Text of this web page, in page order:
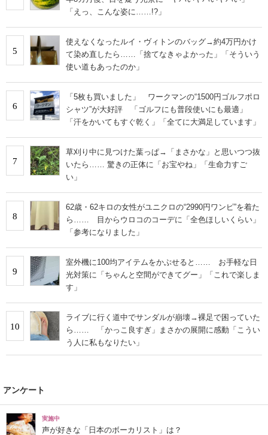
「えっ、こんな姿に……!?」
5
使えなくなったルイ・ヴィトンのバッグ→約4万円かけ
て染め直したら……「捨てなきゃよかった」「そういう
使い道もあったのか」
6
「5枚も買いました」 ワークマンの“1500円ゴルフポロ
シャツ”が大好評 「ゴルフにも普段使いにも最適」
「汗をかいてもすぐ乾く」「全てに大満足しています」
7
草刈り中に見つけた葉っぱ→「まさかな」と思いつつ抜
いたら…… 驚きの正体に「お宝やね」「生命力すご
い」
8
62歳・62キロの女性がユニクロの“2990円ワンピ”を着た
ら…… 目からウロコのコーデに「全色ほしいくらい」
「参考になりました」
9
室外機に100均アイテムをかぶせると…… お手軽な日
光対策に「ちゃんと空間ができてグー」「これで楽しま
す」
10
ライブに行く道中でサンダルが崩壊→裸足で困っていた
ら…… 「かっこ良すぎ」まさかの展開に感動「こうい
う人に私もなりたい」
アンケート
実施中
声が好きな「日本のボーカリスト」は？